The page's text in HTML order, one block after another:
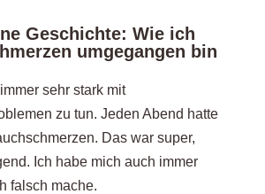
Geschichte: Wie ich
umgegangen bin
sehr stark mit
zu tun. Jeden Abend hatte
Das war super,
Ich habe mich auch immer
falsch mache.